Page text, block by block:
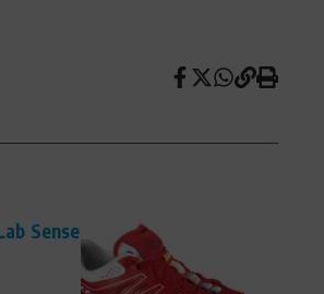
Sense